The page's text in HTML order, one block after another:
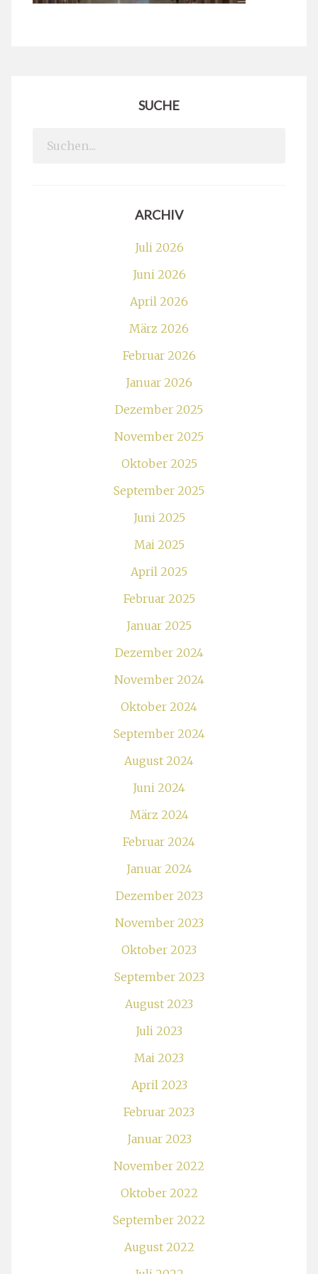
SUCHE
Search
ARCHIV
Juli 2026
Juni 2026
April 2026
März 2026
Februar 2026
Januar 2026
Dezember 2025
November 2025
Oktober 2025
September 2025
Juni 2025
Mai 2025
April 2025
Februar 2025
Januar 2025
Dezember 2024
November 2024
Oktober 2024
September 2024
August 2024
Juni 2024
März 2024
Februar 2024
Januar 2024
Dezember 2023
November 2023
Oktober 2023
September 2023
August 2023
Juli 2023
Mai 2023
April 2023
Februar 2023
Januar 2023
November 2022
Oktober 2022
September 2022
August 2022